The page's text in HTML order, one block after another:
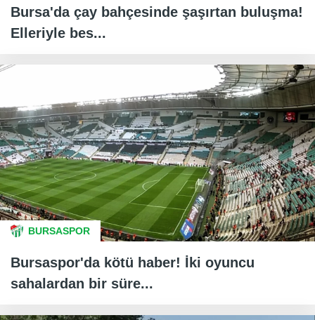
Bursa'da çay bahçesinde şaşırtan buluşma!
Elleriyle bes...
BURSASPOR
Bursaspor'da kötü haber! İki oyuncu
sahalardan bir süre...